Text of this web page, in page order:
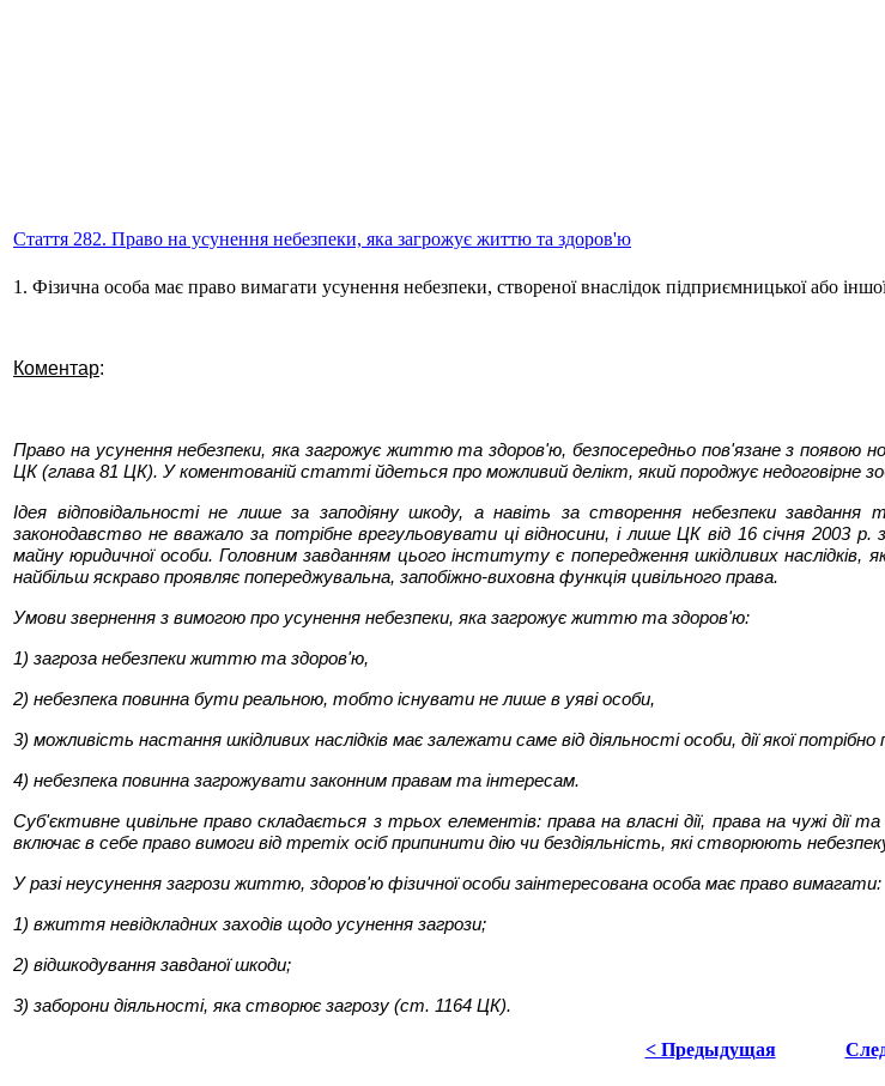
Стаття 282. Право на усунення небезпеки, яка загрожує життю та здоров'ю
1. Фізична особа має право вимагати усунення небезпеки, створеної внаслідок підприємницької або
Коментар:
Право на усунення небезпеки, яка загрожує життю та здоров'ю, безпосередньо пов'язане з появою
ЦК (глава 81 ЦК). У коментованій статті йдеться про можливий делікт, який породжує недоговірне
Ідея відповідальності не лише за заподіяну шкоду, а навіть за створення небезпеки
законодавство не вважало за потрібне врегульовувати ці відносини, і лише ЦК від 16 січня
майну юридичної особи. Головним завданням цього інституту є попередження шкідливих
найбільш яскраво проявляє попереджувальна, запобіжно-виховна функція цивільного права.
Умови звернення з вимогою про усунення небезпеки, яка загрожує життю та здоров'ю:
1) загроза небезпеки життю та здоров'ю,
2) небезпека повинна бути реальною, тобто існувати не лише в уяві особи,
3) можливість настання шкідливих наслідків має залежати саме від діяльності особи, дії якої
4) небезпека повинна загрожувати законним правам та інтересам.
Суб'єктивне цивільне право складається з трьох елементів: права на власні дії, права на чужі
включає в себе право вимоги від третіх осіб припинити дію чи бездіяльність, які створюють
У разі неусунення загрози життю, здоров'ю фізичної особи заінтересована особа має право вимагати:
1) вжиття невідкладних заходів щодо усунення загрози;
2) відшкодування завданої шкоди;
3) заборони діяльності, яка створює загрозу (ст. 1164 ЦК).
< Предыдущая